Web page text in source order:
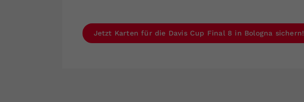
Jetzt Karten für die Davis Cup Final 8 in Bologna sichern!